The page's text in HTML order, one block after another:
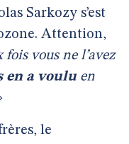
Sarkozy s’est
Attention,
fois vous ne l’avez
en a voulu en
le